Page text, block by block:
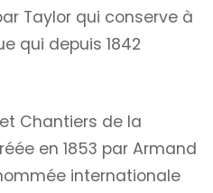
Taylor qui conserve à
qui depuis 1842
Chantiers de la
en 1853 par Armand
internationale